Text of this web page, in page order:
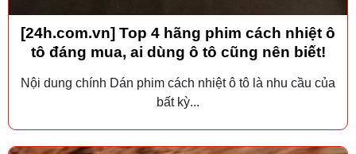
[24h.com.vn] Top 4 hãng phim cách nhiệt ô
tô đáng mua, ai dùng ô tô cũng nên biết!
Nội dung chính Dán phim cách nhiệt ô tô là nhu cầu của
bất kỳ...